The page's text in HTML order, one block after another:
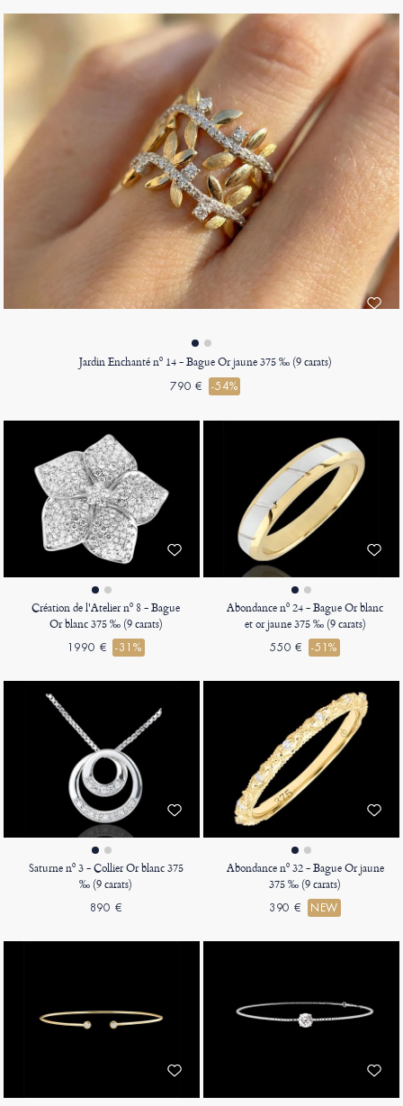
Jardin Enchanté nº 14 - Bague Or jaune 375 ‰ (9 carats)
790 € -54%
Création de l'Atelier nº 8 - Bague
Or blanc 375 ‰ (9 carats)
1990 € -31%
Abondance nº 24 - Bague Or blanc
et or jaune 375 ‰ (9 carats)
550 € -51%
Saturne nº 3 - Collier Or blanc 375
‰ (9 carats)
890 €
Abondance nº 32 - Bague Or jaune
375 ‰ (9 carats)
390 € NEW